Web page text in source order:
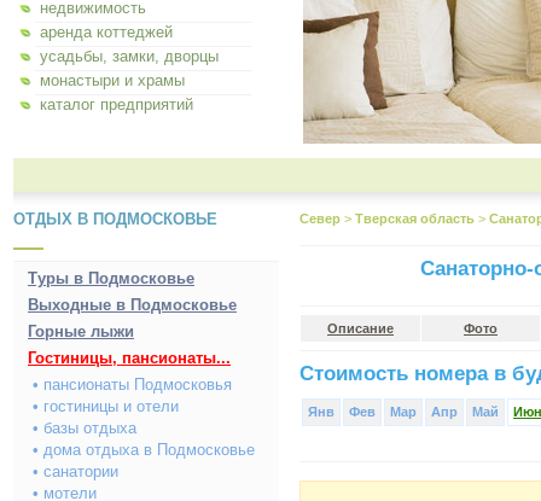
недвижимость
аренда коттеджей
усадьбы, замки, дворцы
монастыри и храмы
каталог предприятий
ОТДЫХ В ПОДМОСКОВЬЕ
Туры в Подмосковье
Выходные в Подмосковье
Горные лыжи
Гостиницы, пансионаты...
• пансионаты Подмосковья
• гостиницы и отели
• базы отдыха
• дома отдыха в Подмосковье
• санатории
• мотели
Север > Тверская область >
Санаторно-
Описание Фото
Стоимость номера в
Янв Фев Мар Апр Май Июн